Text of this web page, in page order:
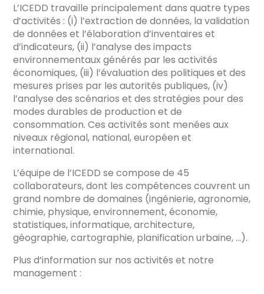
L’ICEDD travaille principalement dans quatre types
d’activités : (i) l’extraction de données, la validation
de données et l’élaboration d’inventaires et
d’indicateurs, (ii) l’analyse des impacts
environnementaux générés par les activités
économiques, (iii) l’évaluation des politiques et des
mesures prises par les autorités publiques, (iv)
l’analyse des scénarios et des stratégies pour des
modes durables de production et de
consommation. Ces activités sont menées aux
niveaux régional, national, européen et
international.
L’équipe de l’ICEDD se compose de 45
collaborateurs, dont les compétences couvrent un
grand nombre de domaines (ingénierie, agronomie,
chimie, physique, environnement, économie,
statistiques, informatique, architecture,
géographie, cartographie, planification urbaine, …).
Plus d’information sur nos activités et notre
management :